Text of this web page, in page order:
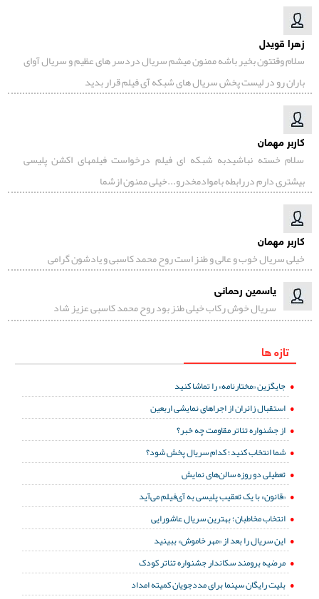
زهرا قویدل
سلام وقتتون بخیر باشه ممنون میشم سریال دردسر های عظیم و سریال آوای
باران رو در لیست پخش سریال های شبکه آی فیلم قرار بدید
کاربر مهمان
سلام خسته نباشیدبه شبکه ای فیلم درخواست فیلمهای اکشن پلیسی
بیشتری دارم دررابطه باموادمخدرو..‌.‌خیلی ممنون ازشما
کاربر مهمان
خیلی سریال خوب و عالی و طنز است روح محمد کاسبی و یادشون گرامی
یاسمین رحمانی
سریال خوش رکاب خیلی طنز بود روح محمد کاسبی عزیز شاد
تازه ها
جایگزین «مختارنامه» را تماشا کنید
استقبال زائران از اجراهای نمایشی اربعین
از جشنواره تئاتر مقاومت چه خبر؟
شما انتخاب کنید؛ کدام سریال پخش شود؟
تعطیلی دو روزه سالن‌های نمایش
«قانون» با یک تعقیب پلیسی به آی‌فیلم می‌آید
انتخاب مخاطبان؛ بهترین سریال عاشورایی
این سریال را بعد از «مهر خاموش» ببینید
مرضیه برومند سکاندار جشنواره تئاتر کودک
بلیت رایگان سینما برای مددجویان کمیته امداد